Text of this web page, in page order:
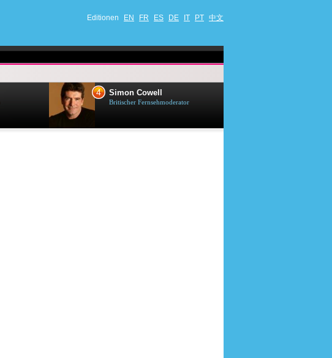
Editionen EN FR ES DE IT PT 中文
4 Simon Cowell
Britischer Fernsehmoderator